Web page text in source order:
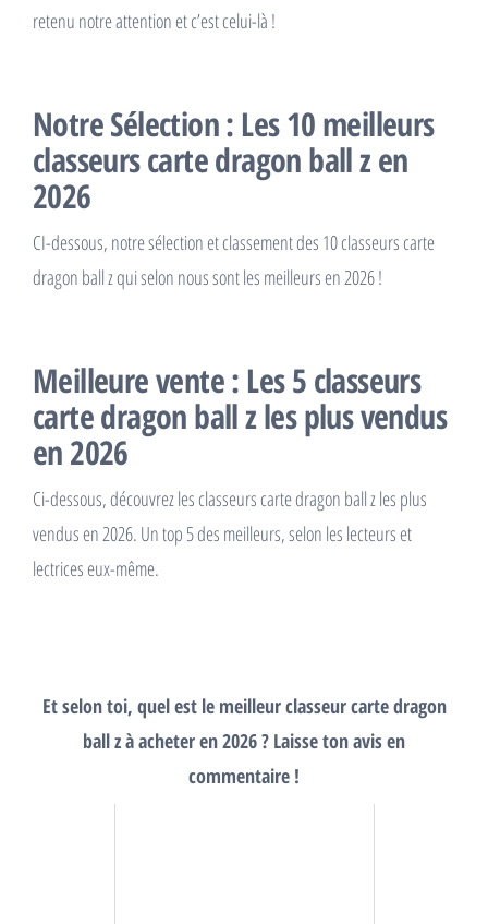
retenu notre attention et c’est celui-là !
Notre Sélection : Les 10 meilleurs
classeurs carte dragon ball z en
2026
CI-dessous, notre sélection et classement des 10 classeurs carte
dragon ball z qui selon nous sont les meilleurs en 2026 !
Meilleure vente : Les 5 classeurs
carte dragon ball z les plus vendus
en 2026
Ci-dessous, découvrez les classeurs carte dragon ball z les plus
vendus en 2026. Un top 5 des meilleurs, selon les lecteurs et
lectrices eux-même.
Et selon toi, quel est le meilleur classeur carte dragon
ball z à acheter en 2026 ? Laisse ton avis en
commentaire !